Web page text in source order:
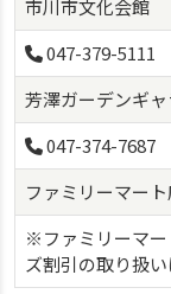
市川市文化会館
047-379-5111
芳澤ガーデンギャ
047-374-7687
ファミリーマー
※ファミリーマー
ズ割引の取り扱い